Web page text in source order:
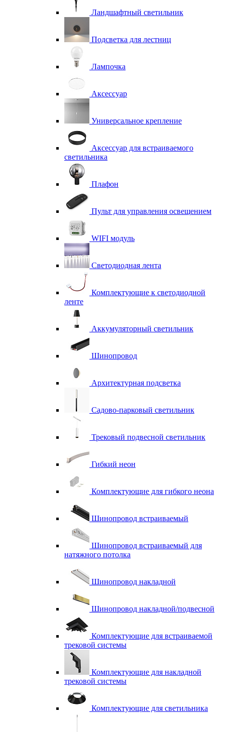
Ландшафтный светильник
Подсветка для лестниц
Лампочка
Аксессуар
Универсальное крепление
Аксессуар для встраиваемого
светильника
Плафон
Пульт для управления освещением
WIFI модуль
Светодиодная лента
Комплектующие к светодиодной
ленте
Аккумуляторный светильник
Шинопровод
Архитектурная подсветка
Садово-парковый светильник
Трековый подвесной светильник
Гибкий неон
Комплектующие для гибкого неона
Шинопровод встраиваемый
Шинопровод встраиваемый для
натяжного потолка
Шинопровод накладной
Шинопровод накладной/подвесной
Комплектующие для встраиваемой
трековой системы
Комплектующие для накладной
трековой системы
Комплектующие для светильника